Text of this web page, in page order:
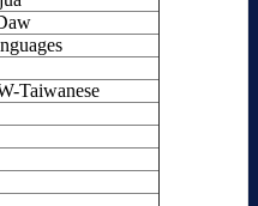
Taiwanese